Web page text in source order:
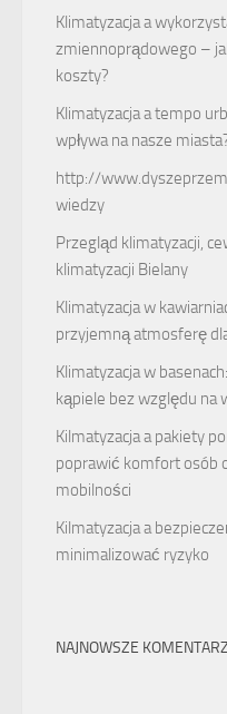
Klimatyzacja a
zmiennoprądowego –
koszty?
Klimatyzacja a tempo
wpływa na nasze
http://
wiedzy
Przegląd klimatyzacji,
klimatyzacji Bielany
Klimatyzacja w
przyjemną atmosferę
Klimatyzacja w
kąpiele bez względu na
Kilmatyzacja a pakiety
poprawić komfort osób
mobilności
Kilmatyzacja a
minimalizować ryzyko
NAJNOWSZE